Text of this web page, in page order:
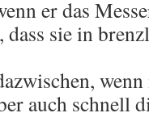
er das
dass sie in
auch schnell